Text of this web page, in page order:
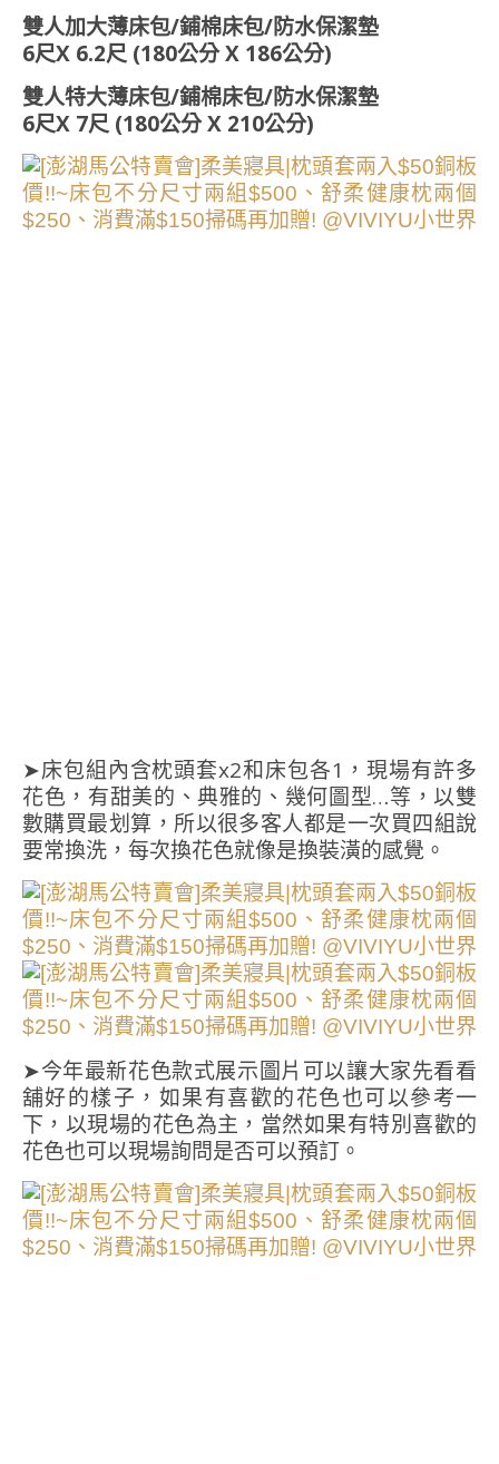
雙人加大薄床包/鋪棉床包/防水保潔墊
6尺X 6.2尺 (180公分 X 186公分)
雙人特大薄床包/鋪棉床包/防水保潔墊
6尺X 7尺 (180公分 X 210公分)
➤床包組內含枕頭套x2和床包各1，現場有許多
花色，有甜美的、典雅的、幾何圖型…等，以雙
數購買最划算，所以很多客人都是一次買四組說
要常換洗，每次換花色就像是換裝潢的感覺。
➤今年最新花色款式展示圖片可以讓大家先看看
舖好的樣子，如果有喜歡的花色也可以參考一
下，以現場的花色為主，當然如果有特別喜歡的
花色也可以現場詢問是否可以預訂。